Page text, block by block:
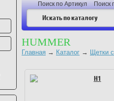
Поиск по Артикул Поиск
HUMMER
Главная → Каталог → Щетки
H1